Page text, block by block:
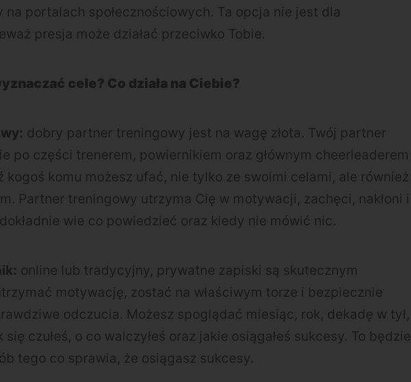
portalach społecznościowych. Ta opcja nie jest dla
presja może działać przeciwko Tobie.
cele? Co działa na Ciebie?
dobry partner treningowy jest na wagę złota. Twój partner
po części trenerem, powiernikiem oraz głównym cheerleaderem
kogoś komu możesz ufać, nie tylko ze swoimi celami, ale również
Partner treningowy utrzyma Cię w motywacji, zachęci, nakłoni i
wie co powiedzieć oraz kiedy nie mówić nic.
online lub tradycyjny, prywatne zapiski są skutecznym
motywację, zostać na właściwym torze i bezpiecznie
odczucia. Możesz spoglądać miesiąc, rok, dekadę w tył,
czułeś, o co walczyłeś oraz jakie osiągałeś sukcesy. To będzie
tego co sprawia, że osiągasz sukcesy.